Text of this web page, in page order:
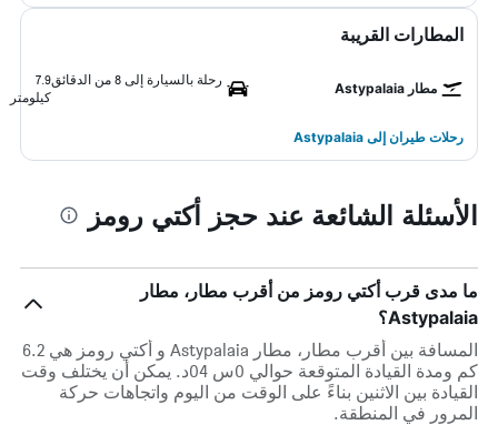
المطارات القريبة
مطار Astypalaia
رحلة بالسيارة إلى 8 من الدقائق
7.9
كيلومتر
رحلات طيران إلى Astypalaia
الأسئلة الشائعة عند حجز أكتي رومز
ما مدى قرب أكتي رومز من أقرب مطار، مطار
Astypalaia؟
المسافة بين أقرب مطار، مطار Astypalaia و أكتي رومز هي 6.2
كم ومدة القيادة المتوقعة حوالي 0س 04د. يمكن أن يختلف وقت
القيادة بين الاثنين بناءً على الوقت من اليوم واتجاهات حركة
المرور في المنطقة.